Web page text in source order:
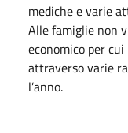
mediche e varie
Alle famiglie non
economico per
attraverso varie
l’anno.